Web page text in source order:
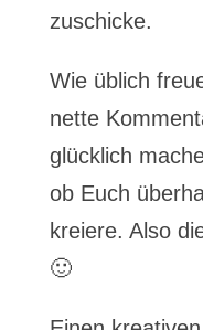
zuschicke.
Wie üblich
nette
glücklich
ob Euch
kreiere. Also
🙂